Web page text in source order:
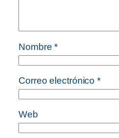
Nombre*
Correo electrónico*
Web